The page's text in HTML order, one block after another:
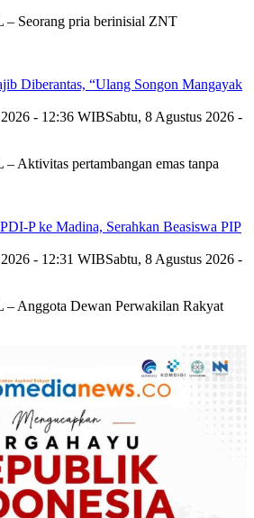
Seorang pria berinisial ZNT
Diberantas, “Ulang Songon Mangayak
- 12:36 WIBSabtu, 8 Agustus 2026 -
pertambangan emas tanpa
P ke Madina, Serahkan Beasiswa PIP
- 12:31 WIBSabtu, 8 Agustus 2026 -
Anggota Dewan Perwakilan Rakyat